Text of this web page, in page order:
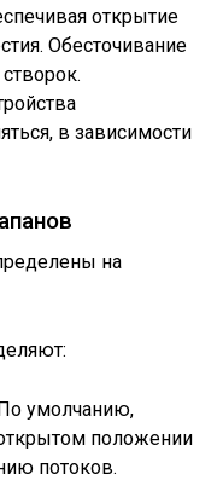
открытие
Обесточивание
в зависимости
на
умолчанию,
положении
потоков.